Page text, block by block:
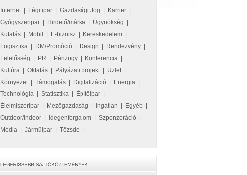
Internet| Légi ipar Gazdasági Jog Karrier
Gyógyszeripar
Hirdető/márka Ügynökség
Kutatás
Mobil E-biznisz Kereskedelem
Logisztika
DM/Promóció Design Rendezvény
Felelősség
PR Pénzügy Konferencia
Kultúra
Oktatás Pályázati projekt| Üzlet|
Környezet| Támogatás Digitalizáció Energia
Technológia
Statisztika Építőipar
Élelmiszeripar
Mezőgazdaság Ingatlan Egyéb
Outdoor/indoor
Idegenforgalom Szponzoráció
Média
Járműipar Tőzsde